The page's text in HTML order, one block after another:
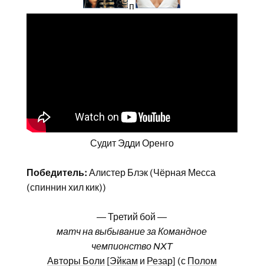
п
Судит Эдди Оренго
Победитель: Алистер Блэк (Чёрная Месса
(спиннин хил кик))
— Третий бой —
матч на выбывание за Командное
чемпионство NXT
Авторы Боли [Эйкам и Резар] (с Полом